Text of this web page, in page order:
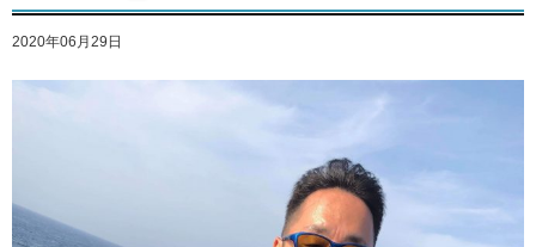
2020年06月29日